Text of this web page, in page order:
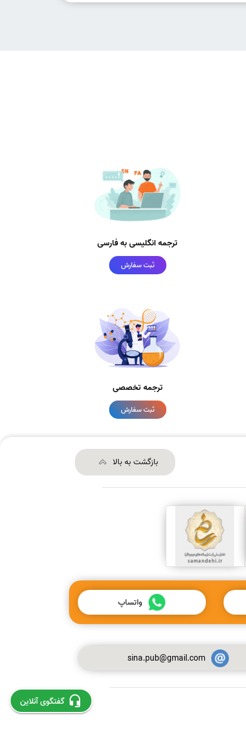
ترجمه انگلیسی به فارسی
ثبت سفارش
ترجمه تخصصی
ثبت سفارش
بازگشت به بالا
واتساپ
sina.pub@gmail.com
گفتگوی آنلاین